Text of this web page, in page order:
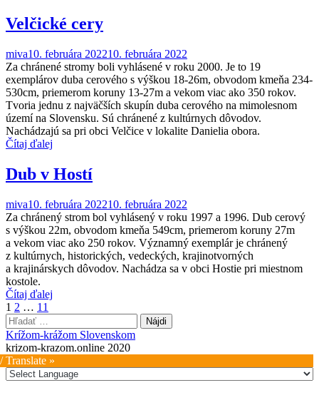
Velčické cery
miva10. februára 202210. februára 2022
Za chránené stromy boli vyhlásené v roku 2000. Je to 19
exemplárov duba cerového s výškou 18-26m, obvodom kmeňa 234-
530cm, priemerom koruny 13-27m a vekom viac ako 350 rokov.
Tvoria jednu z najväčších skupín duba cerového na mimolesnom
území na Slovensku. Sú chránené z kultúrnych dôvodov.
Nachádzajú sa pri obci Velčice v lokalite Danielia obora.
Čítaj ďalej
Dub v Hostí
miva10. februára 202210. februára 2022
Za chránený strom bol vyhlásený v roku 1997 a 1996. Dub cerový
s výškou 22m, obvodom kmeňa 549cm, priemerom koruny 27m
a vekom viac ako 250 rokov. Významný exemplár je chránený
z kultúrnych, historických, vedeckých, krajinotvorných
a krajinárskych dôvodov. Nachádza sa v obci Hostie pri miestnom
kostole.
Čítaj ďalej
Stránkovanie
príspevkov
1 2 … 11
Hľadať:
Krížom-krážom Slovenskom
krizom-krazom.online 2020
Translate »